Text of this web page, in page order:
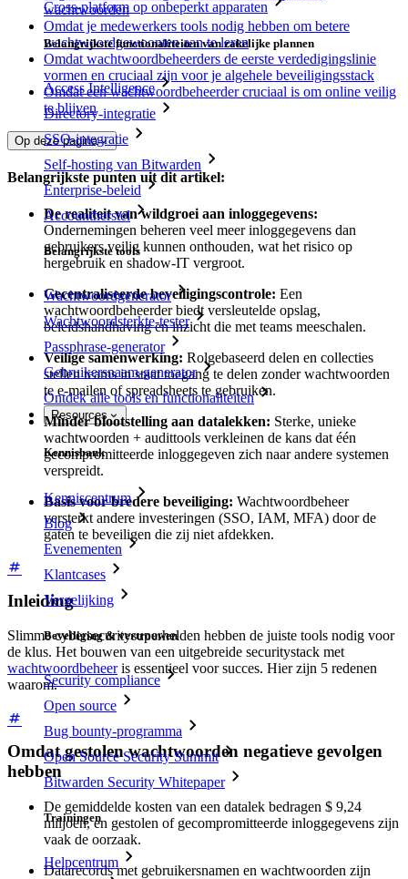
Cross-platform op onbeperkt apparaten
Belangrijkste functionaliteiten van zakelijke plannen
Access Intelligence
Directory-integratie
SSO-integratie
Self-hosting van Bitwarden
Enterprise-beleid
Accountherstel
Belangrijkste tools
Wachtwoordgenerator
Wachtwoordsterkte-tester
Passphrase-generator
Gebruikersnaam-generator
Ontdek alle tools en functionaliteiten
Resources
Kennisbank
Kenniscentrum
Blog
Evenementen
Klantcases
Vergelijking
Beveiliging & vertrouwen
Security compliance
Open source
Bug bounty-programma
Open Source Security Summit
Bitwarden Security Whitepaper
Trainingen
Helpcentrum
wachtwoorden
Omdat je medewerkers tools nodig hebben om betere
wachtwoordgewoonten aan te leren
Omdat wachtwoordbeheerders de eerste verdedigingslinie
vormen en cruciaal zijn voor je algehele beveiligingsstack
Omdat een wachtwoordbeheerder cruciaal is om online veilig
te blijven
Op deze pagina
Belangrijkste punten uit dit artikel:
De realiteit van wildgroei aan inloggegevens:
Ondernemingen beheren veel meer inloggegevens dan
gebruikers veilig kunnen onthouden, wat het risico op
hergebruik en shadow-IT vergroot.
Gecentraliseerde beveiligingscontrole: Een
wachtwoordbeheerder biedt versleutelde opslag,
beleidshandhaving en inzicht die met teams meeschalen.
Veilige samenwerking: Rolgebaseerd delen en collecties
stellen teams in staat toegang te delen zonder wachtwoorden
te e-mailen of spreadsheets te gebruiken.
Minder blootstelling aan datalekken: Sterke, unieke
wachtwoorden + audittools verkleinen de kans dat één
gecompromitteerde inloggegeven zich naar andere systemen
verspreidt.
Basis voor bredere beveiliging: Wachtwoordbeheer
versterkt andere investeringen (SSO, IAM, MFA) door de
gaten te beveiligen die zij niet afdekken.
Inleiding
Slimme cybersecuritysuperhelden hebben de juiste tools nodig voor
de klus. Het bouwen van een uitgebreide securitystack met
wachtwoordbeheeris essentieel voor succes. Hier zijn 5 redenen
waarom.
Omdat gestolen wachtwoorden negatieve gevolgen
hebben
De gemiddelde kosten van een datalek bedragen $ 9,24
miljoen, en gestolen of gecompromitteerde inloggegevens zijn
vaak de oorzaak.
Datarecords met gebruikersnamen en wachtwoorden zijn